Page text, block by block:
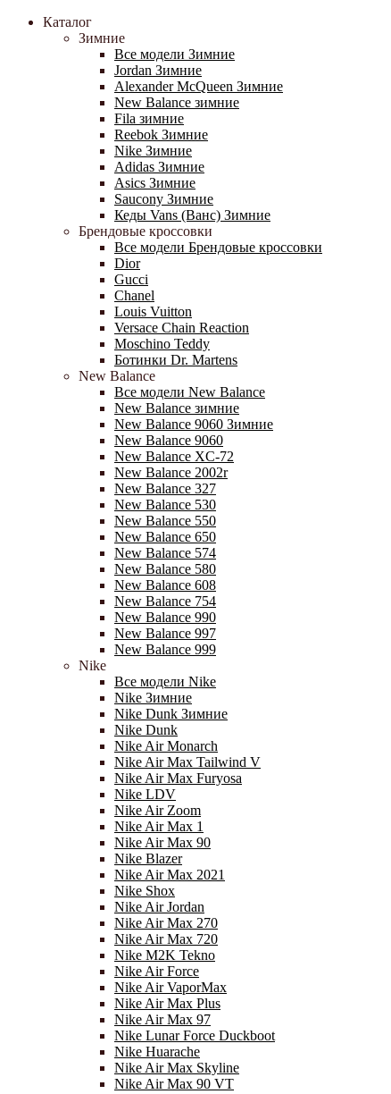
Каталог
Зимние
Все модели Зимние
Jordan Зимние
Alexander McQueen Зимние
New Balance зимние
Fila зимние
Reebok Зимние
Nike Зимние
Adidas Зимние
Asics Зимние
Saucony Зимние
Кеды Vans (Ванс) Зимние
Брендовые кроссовки
Все модели Брендовые кроссовки
Dior
Gucci
Chanel
Louis Vuitton
Versace Chain Reaction
Moschino Teddy
Ботинки Dr. Martens
New Balance
Все модели New Balance
New Balance зимние
New Balance 9060 Зимние
New Balance 9060
New Balance XC-72
New Balance 2002r
New Balance 327
New Balance 530
New Balance 550
New Balance 650
New Balance 574
New Balance 580
New Balance 608
New Balance 754
New Balance 990
New Balance 997
New Balance 999
Nike
Все модели Nike
Nike Зимние
Nike Dunk Зимние
Nike Dunk
Nike Air Monarch
Nike Air Max Tailwind V
Nike Air Max Furyosa
Nike LDV
Nike Air Zoom
Nike Air Max 1
Nike Air Max 90
Nike Blazer
Nike Air Max 2021
Nike Shox
Nike Air Jordan
Nike Air Max 270
Nike Air Max 720
Nike M2K Tekno
Nike Air Force
Nike Air VaporMax
Nike Air Max Plus
Nike Air Max 97
Nike Lunar Force Duckboot
Nike Huarache
Nike Air Max Skyline
Nike Air Max 90 VT